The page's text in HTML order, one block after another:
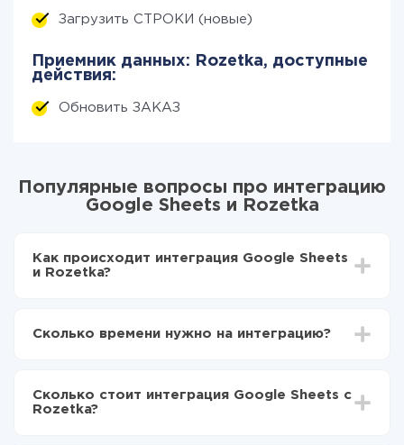
Загрузить СТРОКИ (новые)
Приемник данных: Rozetka, доступные
действия:
Обновить ЗАКАЗ
Популярные вопросы про интеграцию
Google Sheets и Rozetka
Как происходит интеграция Google Sheets
и Rozetka?
Выбираете какие данные передавать из Google
Теперь данные будут автоматически
передаваться из Google Sheets в Rozetka
Сколько времени нужно на интеграцию?
отличаться и составлять от 5-ти до 30-минут. В
среднем настройка занимает 10-15 минут.
Сколько стоит интеграция Google Sheets с
Rozetka?